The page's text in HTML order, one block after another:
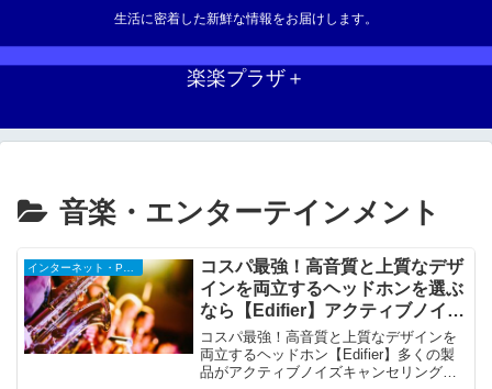
生活に密着した新鮮な情報をお届けします。
楽楽プラザ＋
音楽・エンターテインメント
コスパ最強！高音質と上質なデザ
インを両立するヘッドホンを選ぶ
なら【Edifier】アクティブノイズ
キャンセリング機能（ANC）搭
載
コスパ最強！高音質と上質なデザインを
両立するヘッドホン【Edifier】多くの製
品がアクティブノイズキャンセリング機